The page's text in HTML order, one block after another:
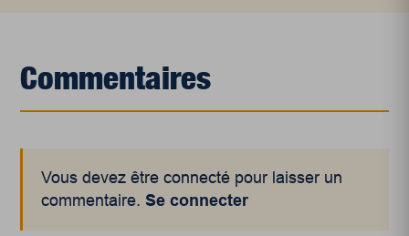
Commentaires
Vous devez être connecté pour laisser un
commentaire.Se connecter